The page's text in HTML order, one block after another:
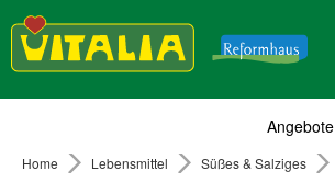
Angebote
Home Lebensmittel Süßes & Salziges